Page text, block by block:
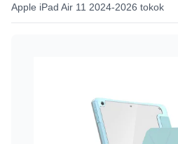
Apple iPad Air 11 2024-2026 tokok